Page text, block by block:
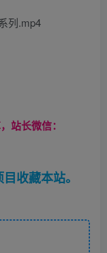
列.mp4
站长微信：
收藏本站。